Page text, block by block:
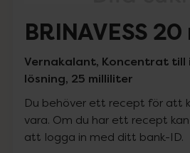
BRINAVESS
Vernakalant, Koncentrat till
lösning, 25 milliliter
Du behöver ett recept för att
vara. Om du har ett recept
att logga in med ditt bank-ID.